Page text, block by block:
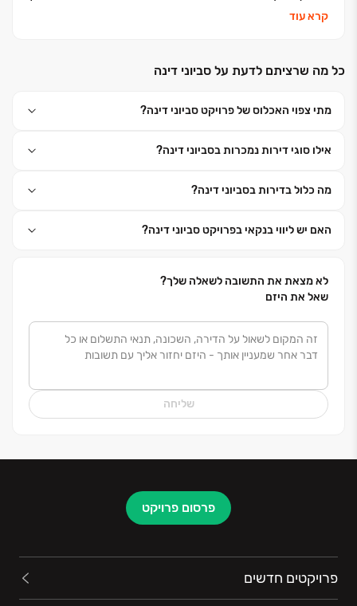
דרך, טכנולוגיה מתקדמת ותשוקה בלתי מתפשרת לאיכות.
שמשפיעות על חיי היומיום של לקוחותינו.
קרא עוד
כל מה שרציתם לדעת על סביוני דינה
מתי צפוי האכלוס של פרויקט סביוני דינה?
אילו סוגי דירות נמכרות בסביוני דינה?
מה כלול בדירות בסביוני דינה?
האם יש ליווי בנקאי בפרויקט סביוני דינה?
לא מצאת את התשובה לשאלה שלך?
שאל את היזם
שליחה
פרסום פרויקט
פרויקטים חדשים